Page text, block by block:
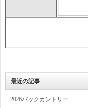
最近の記事
2026バックカントリー